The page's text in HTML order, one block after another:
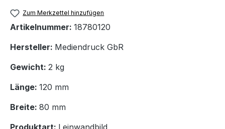
Zum Merkzettel hinzufügen
Artikelnummer: 18780120
Hersteller: Mediendruck GbR
Gewicht: 2 kg
Länge: 120 mm
Breite: 80 mm